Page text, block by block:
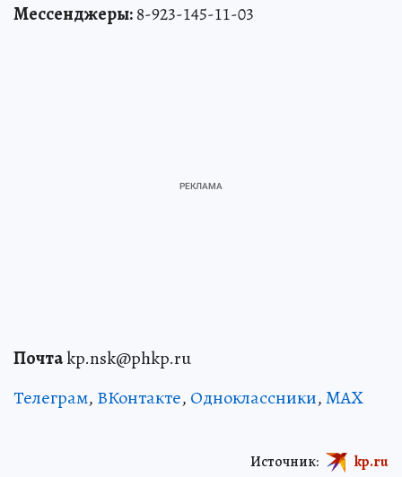
Мессенджеры:8-923-145-11-03
Почтаkp.nsk@phkp.ru
Телеграм, ВКонтакте, Одноклассники,MAX
Источник: kp.ru